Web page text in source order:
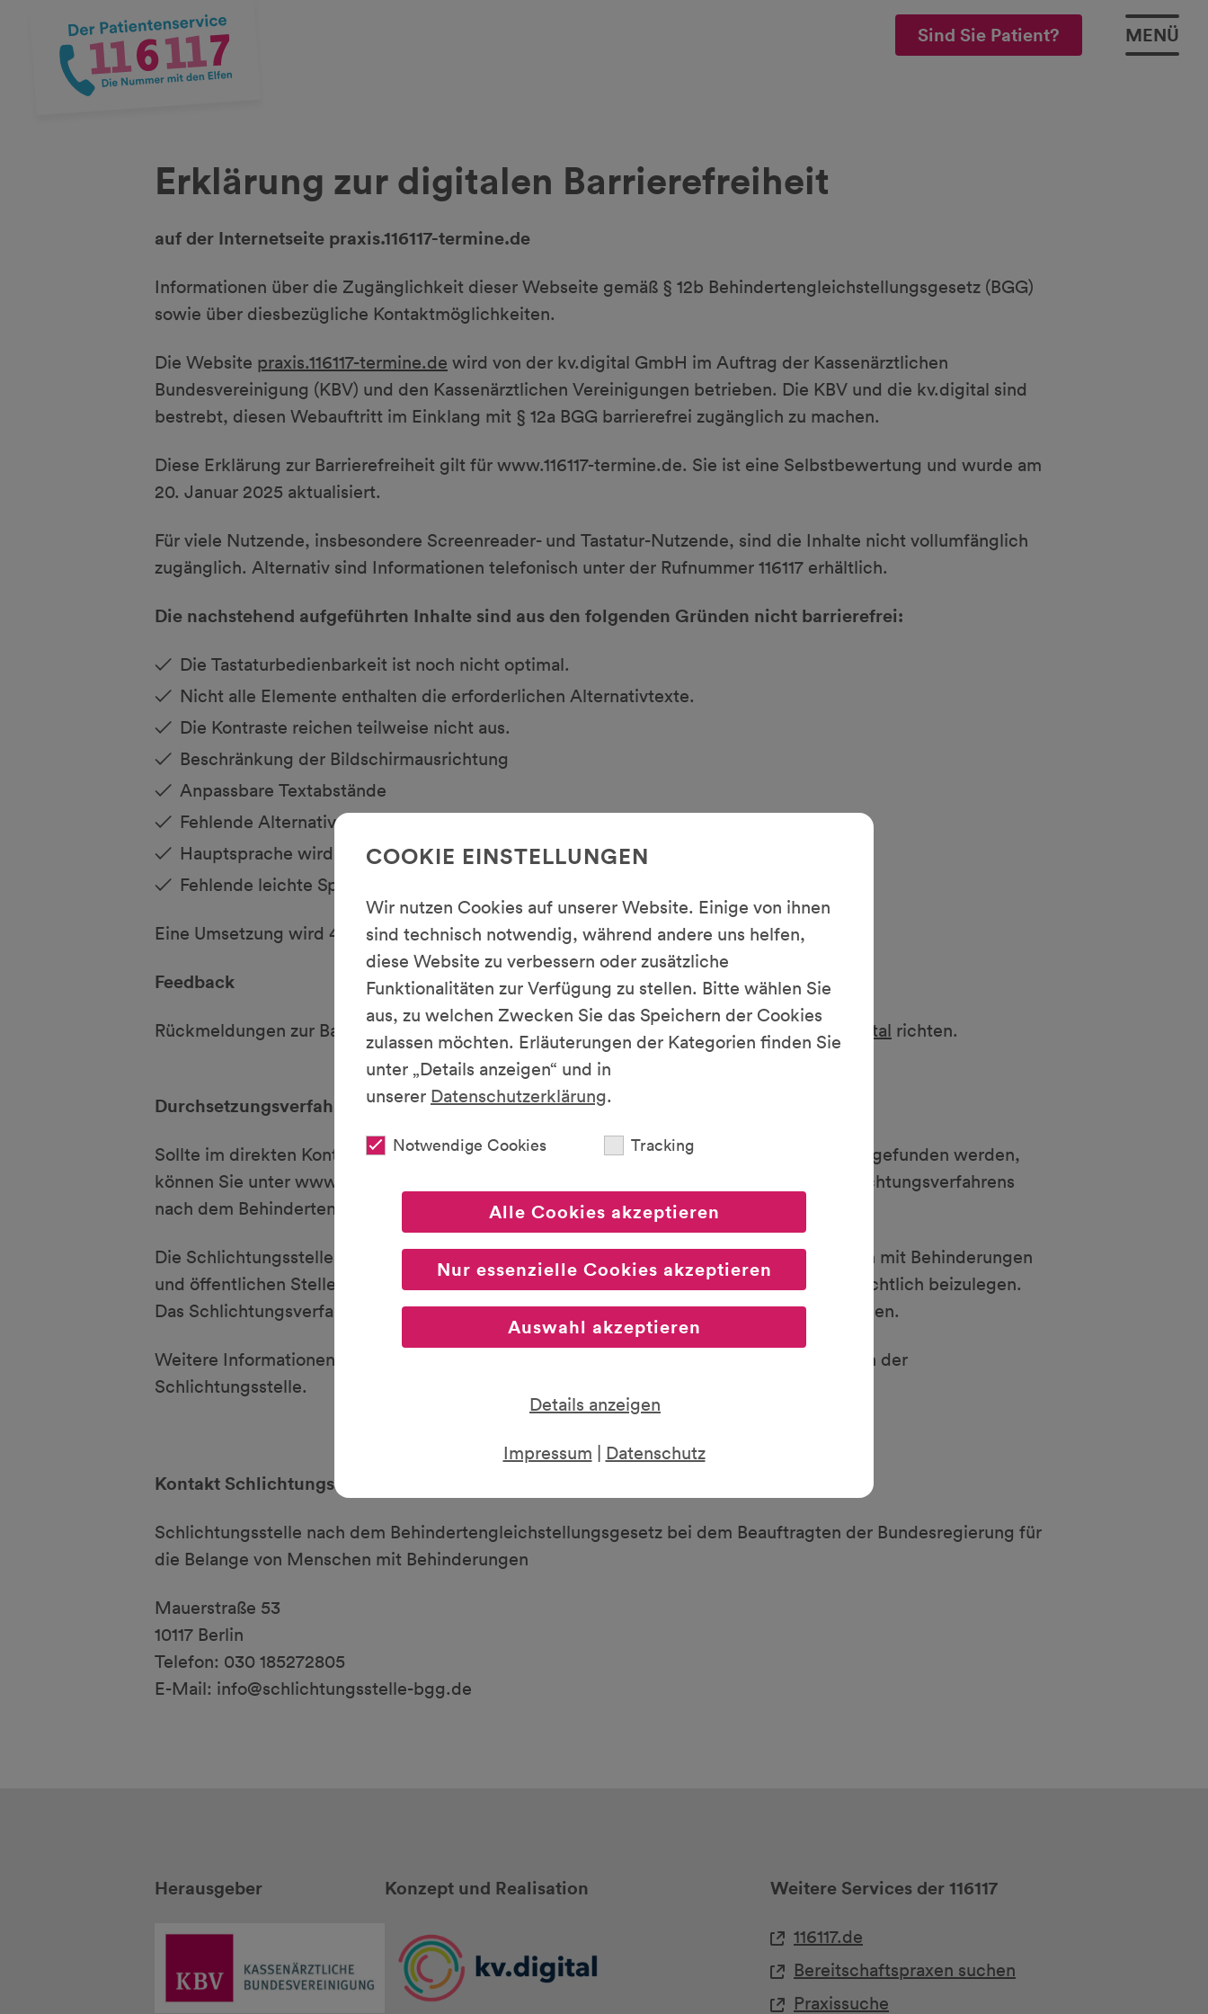
Sind Sie Patient? MENÜ
Erklärung zur digitalen Barrierefreiheit
auf der Internetseite praxis.116117-termine.de
Informationen über die Zugänglichkeit dieser Webseite gemäß § 12b Behindertengleichstellungsgesetz (BGG)
sowie über diesbezügliche Kontaktmöglichkeiten.
Die Website praxis.116117-termine.de wird von der kv.digital GmbH im Auftrag der Kassenärztlichen
Bundesvereinigung (KBV) und den Kassenärztlichen Vereinigungen betrieben. Die KBV und die kv.digital sind
bestrebt, diesen Webauftritt im Einklang mit § 12a BGG barrierefrei zugänglich zu machen.
Diese Erklärung zur Barrierefreiheit gilt für www.116117-termine.de. Sie ist eine Selbstbewertung und wurde am
20. Januar 2025 aktualisiert.
Für viele Nutzende, insbesondere Screenreader- und Tastatur-Nutzende, sind die Inhalte nicht vollumfänglich
zugänglich. Alternativ sind Informationen telefonisch unter der Rufnummer 116117 erhältlich.
Die nachstehend aufgeführten Inhalte sind aus den folgenden Gründen nicht barrierefrei:
Die Tastaturbedienbarkeit ist noch nicht optimal.
Nicht alle Elemente enthalten die erforderlichen Alternativtexte.
Die Kontraste reichen teilweise nicht aus.
Beschränkung der Bildschirmausrichtung
Anpassbare Textabstände
Fehlende Alternative für komplexe Zeigergesten
Hauptsprache wird nicht angegeben
Fehlende leichte Sprache und Gebärdensprache
Eine Umsetzung wird 4. Quartal 2025 – 1. Quartal 2026 angestrebt.
Feedback
Rückmeldungen zur Barrierefreiheit dieser Website können Sie an 116117support(at)kv.digital richten.
Durchsetzungsverfahren
Sollte im direkten Kontakt mit KBV und kv.digital GmbH keine zufriedenstellende Lösung gefunden werden,
können Sie unter www.schlichtungsstelle-bgg.de einen Antrag auf Einleitung eines Schlichtungsverfahrens
nach dem Behindertengleichstellungsgesetz (BGG) stellen.
Die Schlichtungsstelle nach § 16 BGG hat die Aufgabe, Streitigkeiten zwischen Menschen mit Behinderungen
und öffentlichen Stellen des Bundes, insbesondere zum Thema Barrierefreiheit, außergerichtlich beizulegen.
Das Schlichtungsverfahren ist kostenlos. Es muss kein Rechtsbeistand eingeschaltet werden.
Weitere Informationen zu dem Verfahren und der Antragstellung finden Sie auf den Seiten der
Schlichtungsstelle.
Kontakt Schlichtungsstelle
Schlichtungsstelle nach dem Behindertengleichstellungsgesetz bei dem Beauftragten der Bundesregierung für
die Belange von Menschen mit Behinderungen
Mauerstraße 53
10117 Berlin
Telefon: 030 185272805
E-Mail: info@schlichtungsstelle-bgg.de
Herausgeber Konzept und Realisation Weitere Services der 116117
116117.de
Bereitschaftspraxen suchen
Praxissuche
COOKIE EINSTELLUNGEN
Wir nutzen Cookies auf unserer Website. Einige von ihnen
sind technisch notwendig, während andere uns helfen,
diese Website zu verbessern oder zusätzliche
Funktionalitäten zur Verfügung zu stellen. Bitte wählen Sie
aus, zu welchen Zwecken Sie das Speichern der Cookies
zulassen möchten. Erläuterungen der Kategorien finden Sie
unter „Details anzeigen“ und in
unserer Datenschutzerklärung.
Notwendige Cookies Tracking
Alle Cookies akzeptieren
Nur essenzielle Cookies akzeptieren
Auswahl akzeptieren
Details anzeigen
Impressum Datenschutz